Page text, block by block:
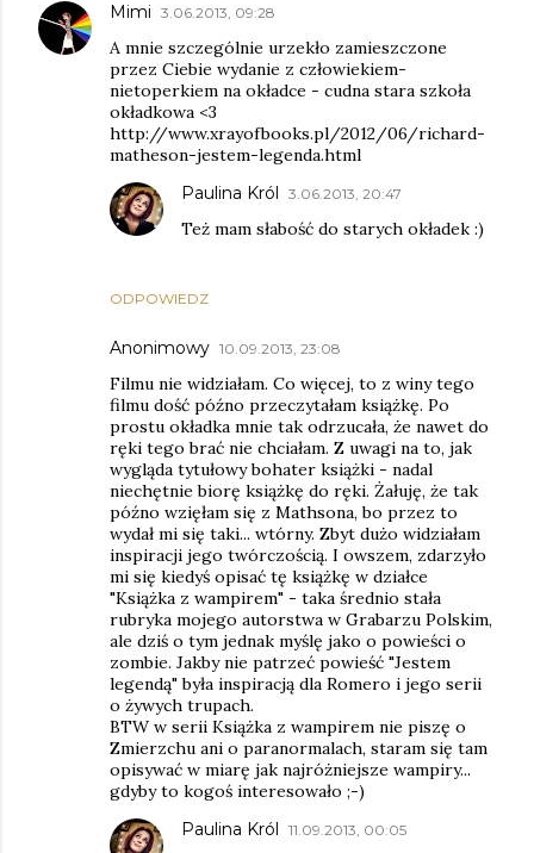
Mimi 3.06.2013, 09:28
A mnie szczególnie urzekło zamieszczone
przez Ciebie wydanie z człowiekiem-
nietoperkiem na okładce - cudna stara szkoła
okładkowa <3
http://www.xrayofbooks.pl/2012/06/richard-
matheson-jestem-legenda.html
ODPOWIEDZ
Paulina Król 3.06.2013, 20:47
Też mam słabość do starych okładek :)
Anonimowy 10.09.2013, 23:08
Filmu nie widziałam. Co więcej, to z winy tego
filmu dość późno przeczytałam książkę. Po
prostu okładka mnie tak odrzucała, że nawet do
ręki tego brać nie chciałam. Z uwagi na to, jak
wygląda tytułowy bohater książki - nadal
niechętnie biorę książkę do ręki. Żałuję, że tak
późno wzięłam się z Mathsona, bo przez to
wydał mi się taki... wtórny. Zbyt dużo widziałam
inspiracji jego twórczością. I owszem, zdarzyło
mi się kiedyś opisać tę książkę w działce
"Książka z wampirem" - taka średnio stała
rubryka mojego autorstwa w Grabarzu Polskim,
ale dziś o tym jednak myślę jako o powieści o
zombie. Jakby nie patrzeć powieść "Jestem
legendą" była inspiracją dla Romero i jego serii
o żywych trupach.
BTW w serii Książka z wampirem nie piszę o
Zmierzchu ani o paranormalach, staram się tam
opisywać w miarę jak najróżniejsze wampiry...
gdyby to kogoś interesowało ;-)
Paulina Król 11.09.2013, 00:05